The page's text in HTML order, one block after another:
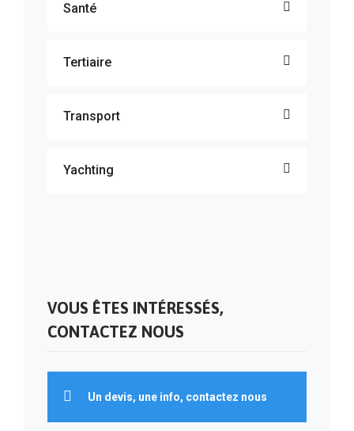
Santé
Tertiaire
Transport
Yachting
VOUS ÊTES INTÉRESSÉS,
CONTACTEZ NOUS
Un devis, une info, contactez nous